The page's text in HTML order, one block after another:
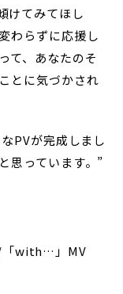
てみてほし
わらずに応援し
て、あなたのそ
とに気づかされ
PVが完成しまし
思っています。”
「with…」MV